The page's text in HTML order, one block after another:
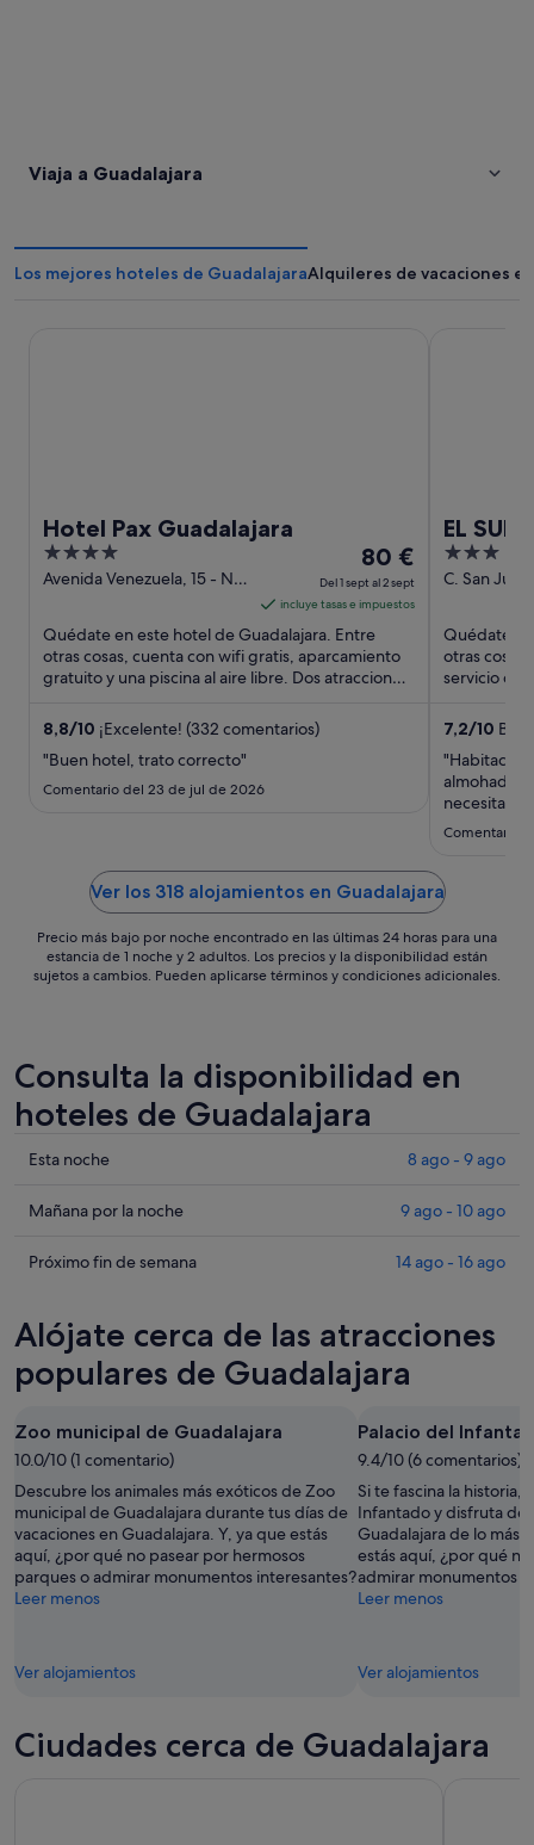
Viaja a Guadalajara
Los mejores hoteles de GuadalajaraAlquileres de vacaciones
Hotel Pax Guadalajara
4
out
5
Avenida Venezuela, 15 - N2
El
precio
es
de
80 €
por
80 €
Del 1 sept al 2 sept
incluye tasas e impuestos
Quédate en este hotel de Guadalajara. Entre
otras cosas, cuenta con wifi gratis, aparcamiento
gratuito y una piscina al aire libre. Dos atracciones
8,8/10 ¡Excelente! (332 comentarios)
"Buen hotel, trato correcto"
Comentario del 23 de jul de 2026
EL
3
out
5
C. San
Quédate
otras
servicio de
7,2/10
"Habitación
almohadas
necesita
y los
jabalí...no
Comentario
Ver los 318 alojamientos en Guadalajara
Precio más bajo por noche encontrado en las últimas 24 horas para una
estancia de 1 noche y 2 adultos. Los precios y la disponibilidad están
sujetos a cambios. Pueden aplicarse términos y condiciones adicionales.
Consulta la disponibilidad en
hoteles de Guadalajara
Comprueba
precios
Guadalajara
noche,
ago
9
ago
Esta noche 8 ago - 9 ago
Comprueba
precios
para
mañana
por
noche,
9
ago
-
10
ago
Mañana por la noche 9 ago - 10 ago
Comprueba
en
Guadalajara
para
próximo
fin
de
semana,
14
ago
-
16
Próximo fin de semana 14 ago - 16 ago
Alójate cerca de las atracciones
populares de Guadalajara
Zoo municipal de Guadalajara
10.0/10 (1 comentario)
Descubre los animales más exóticos de Zoo
municipal de Guadalajara durante tus días de
vacaciones en Guadalajara. Y, ya que estás
aquí, ¿por qué no pasear por hermosos
parques o admirar monumentos interesantes?
Leer menos
Ver alojamientos
Palacio del
9.4/10 (6 comentarios)
Si te fascina la historia,
Infantado y disfruta de
Guadalajara de lo más
estás aquí, ¿por qué
admirar monumentos
Leer menos
Ver alojamientos
Ciudades cerca de Guadalajara